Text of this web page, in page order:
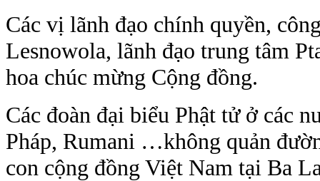
Các vị lãnh đạo chính quyền,
Lesnowola, lãnh đạo trung tâm
hoa chúc mừng Cộng đồng.
Các đoàn đại biểu Phật tử ở các
Pháp, Rumani …không quản
con cộng đồng Việt Nam tại Ba